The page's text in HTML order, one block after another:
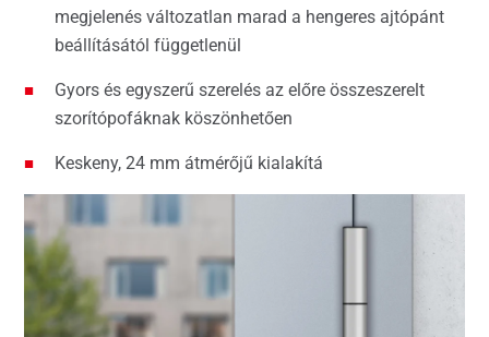
megjelenés változatlan marad a hengeres ajtópánt
beállításától függetlenül
Gyors és egyszerű szerelés az előre összeszerelt
szorítópofáknak köszönhetően
Keskeny, 24 mm átmérőjű kialakítá